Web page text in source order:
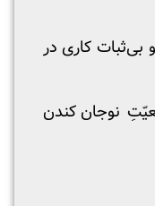
و بیثبات کاری در
ت نوجان کندن